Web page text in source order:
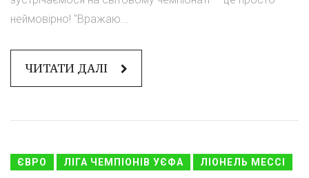
неймовірно! "Вражаю...
ЧИТАТИ ДАЛІ
ЄВРО ЛІГА ЧЕМПІОНІВ УЄФА ЛІОНЕЛЬ МЕССІ